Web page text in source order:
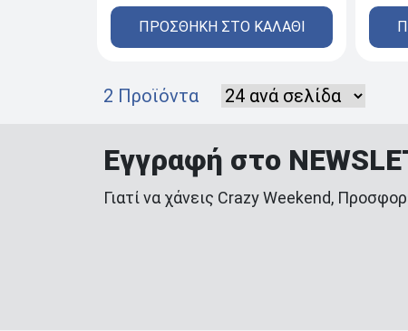
ΠΡΟΣΘΗΚΗ ΣΤΟ ΚΑΛΑΘΙ
2 Προϊόντα
Εγγραφή στο
Γιατί να χάνεις Crazy Weekend,